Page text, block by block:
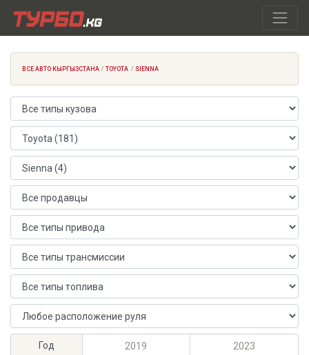
ВСЕ АВТО КЫРГЫЗСТАНА TOYOTA SIENNA
Тип кузова
Марка автомобиля
Модель автомобиля
Продавец
Тип привода
Тип трансмиссии
Тип топлива
Расположение руля
Год
Максимальный год выпуска
Минимальный год выпуска